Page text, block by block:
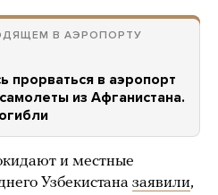
В АЭРОПОРТУ
прорваться в аэропорт
из Афганистана.
и местные
Узбекистана заявили,